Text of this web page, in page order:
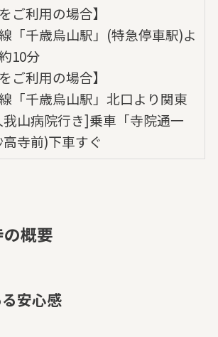
ご利用の場合】
「千歳烏山駅」(特急停車駅)よ
10分
ご利用の場合】
「千歳烏山駅」北口より関東
山病院行き]乗車「寺院通一
寺前)下車すぐ
概要
安心感